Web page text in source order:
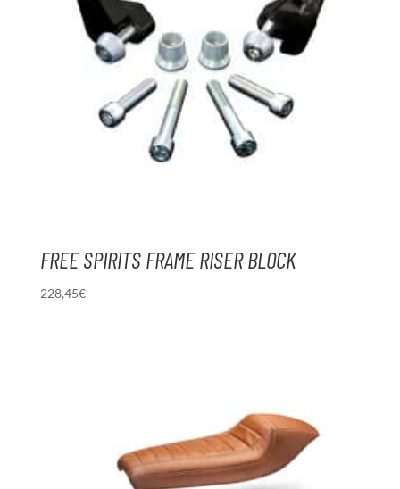
FREE SPIRITS FRAME RISER BLOCK
228,45€